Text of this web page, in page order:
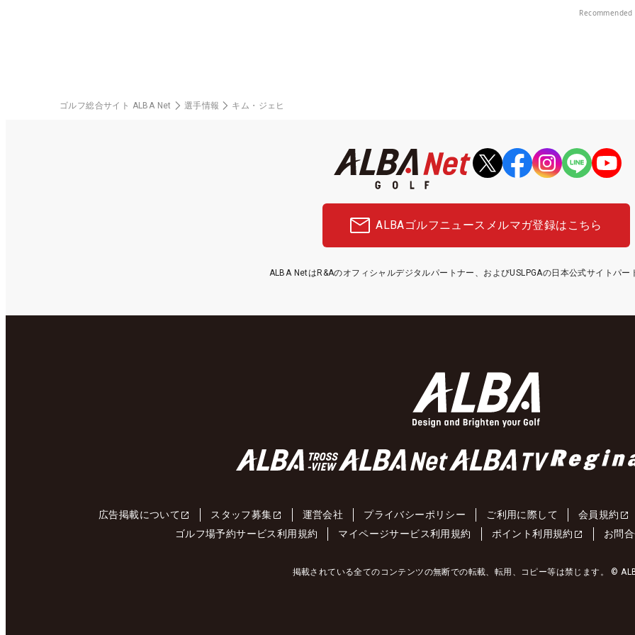
Recommended
ゴルフ総合サイト ALBA Net 選手情報 キム・ジェヒ
ALBAゴルフニュース メルマガ登録はこちら
ALBA NetはR&Aのオフィシャルデジタルパートナー、およびUSLPGAの日本公式サイトパー
広告掲載について スタッフ募集 運営会社 プライバシーポリシー ご利用に際して 会員規約
ゴルフ場予約サービス利用規約
マイページサービス利用規約 ポイント利用規約 お問
掲載されている全てのコンテンツの無断での転載、転用、コピー等は禁じます。 ©